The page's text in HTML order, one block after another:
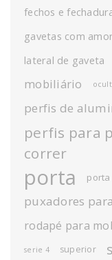
fechos e
gavetas com
lateral de gaveta
mobiliário
perfis de
perfis para
correr
porta
puxadores
rodapé para
serie 4 superior